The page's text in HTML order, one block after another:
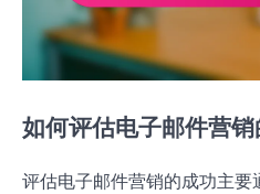
如何评估电子邮件营销
评估电子邮件营销的成功主